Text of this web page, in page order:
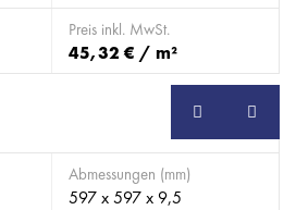
Preis inkl. MwSt.
45,32 € / m²
Abmessungen (mm)
597 x 597 x 9,5